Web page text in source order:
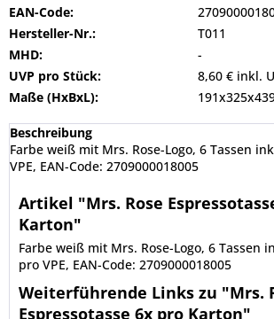
EAN-Code:
Hersteller-Nr.:
T011
MHD:
-
UVP pro Stück:
8,60 € inkl.
Maße (HxBxL):
Beschreibung
Farbe weiß mit Mrs. Rose-Logo, 6 Tassen
VPE, EAN-Code: 2709000018005
Artikel "Mrs. Rose
Karton"
Farbe weiß mit Mrs. Rose-Logo, 6 Tassen
pro VPE, EAN-Code: 2709000018005
Weiterführende Links zu "Mrs.
Espressotasse 6x pro Karton"